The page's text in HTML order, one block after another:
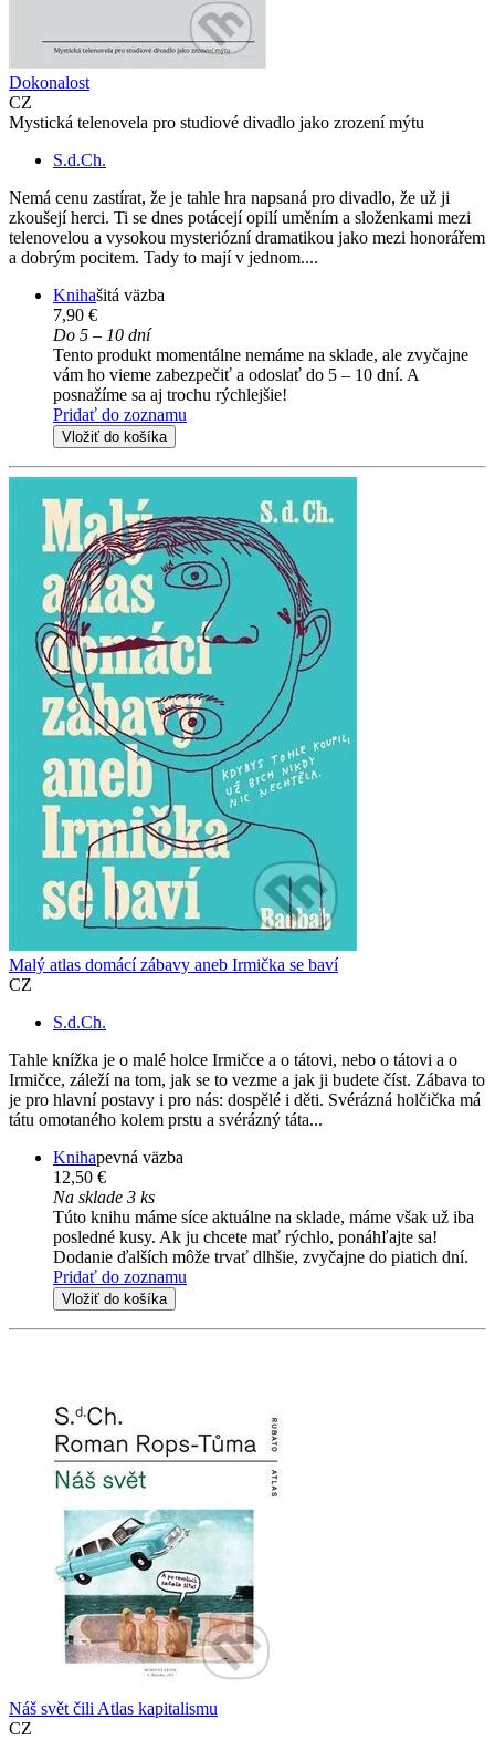
Dokonalost
CZ
Mystická telenovela pro studiové divadlo jako zrození mýtu
S.d.Ch.
Nemá cenu zastírat, že je tahle hra napsaná pro divadlo, že už ji
zkoušejí herci. Ti se dnes potácejí opilí uměním a složenkami mezi
telenovelou a vysokou mysteriózní dramatikou jako mezi honorářem
a dobrým pocitem. Tady to mají v jednom....
Knihašitá väzba
7,90 €
Do 5 – 10 dní
Tento produkt momentálne nemáme na sklade, ale zvyčajne
vám ho vieme zabezpečiť a odoslať do 5 – 10 dní. A
posnažíme sa aj trochu rýchlejšie!
Pridať do zoznamu
Vložiť do košíka
Malý atlas domácí zábavy aneb Irmička se baví
CZ
S.d.Ch.
Tahle knížka je o malé holce Irmičce a o tátovi, nebo o tátovi a o
Irmičce, záleží na tom, jak se to vezme a jak ji budete číst. Zábava to
je pro hlavní postavy i pro nás: dospělé i děti. Svérázná holčička má
tátu omotaného kolem prstu a svérázný táta...
Knihapevná väzba
12,50 €
Na sklade 3 ks
Túto knihu máme síce aktuálne na sklade, máme však už iba
posledné kusy. Ak ju chcete mať rýchlo, ponáhľajte sa!
Dodanie ďalších môže trvať dlhšie, zvyčajne do piatich dní.
Pridať do zoznamu
Vložiť do košíka
Náš svět čili Atlas kapitalismu
CZ